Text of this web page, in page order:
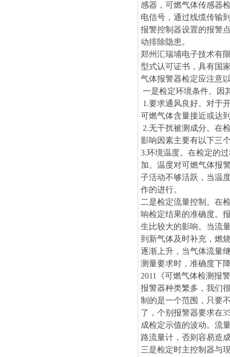
感器，可燃气体传感器
电信号，通过线缆传输
报警控制器设置的报警
动排除隐患。
郑州汇瑞埔电子技术有
型式认可证书，具有国
气体报警器检定应注意
一是检定环境条件。因
1.要求通风良好。对于
可燃气体含量接近或达
2.无干扰被测成分。在
影响因素主要有以下三
3.环境温度。在检定的
加。温度对可燃气体报
子活动不够活跃，当温
作的进行。
二是检定流量控制。在
响检定结果的准确度。
生比较大的影响。当流
到新气体及时补充，燃
逐渐上升，当气体流量
测量要求时，准确度下
2011《可燃气体检测报
报警器种类繁多，我们
制的是一个范围，只要
了，个别报警器要求在
成检定示值的波动。流
路流量计，否则容易造
三是检定时主控制器与